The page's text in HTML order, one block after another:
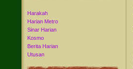
Harakah
Harian Metro
Sinar Harian
Kosmo
Berita Harian
Utusan